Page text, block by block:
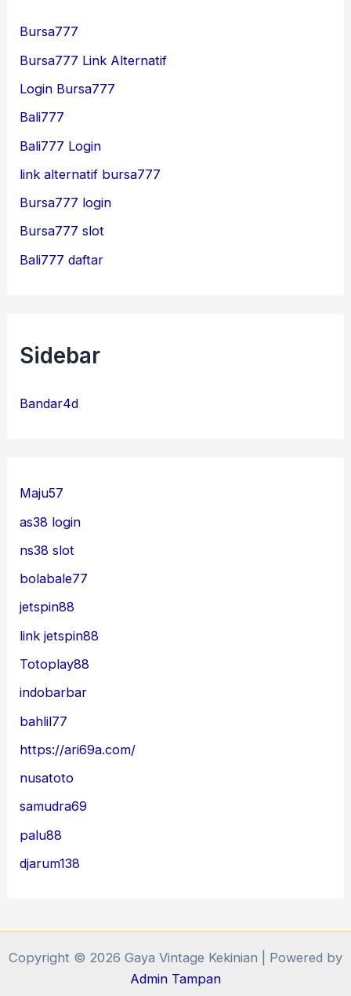
Bursa777
Bursa777 Link Alternatif
Login Bursa777
Bali777
Bali777 Login
link alternatif bursa777
Bursa777 login
Bursa777 slot
Bali777 daftar
Sidebar
Bandar4d
Maju57
as38 login
ns38 slot
bolabale77
jetspin88
link jetspin88
Totoplay88
indobarbar
bahlil77
https://ari69a.com/
nusatoto
samudra69
palu88
djarum138
Copyright © 2026 Gaya Vintage Kekinian | Powered by
Admin Tampan